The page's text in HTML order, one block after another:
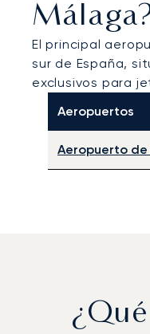
El principal
sur de España,
exclusivos para
Aeropuertos
Aeropuerto